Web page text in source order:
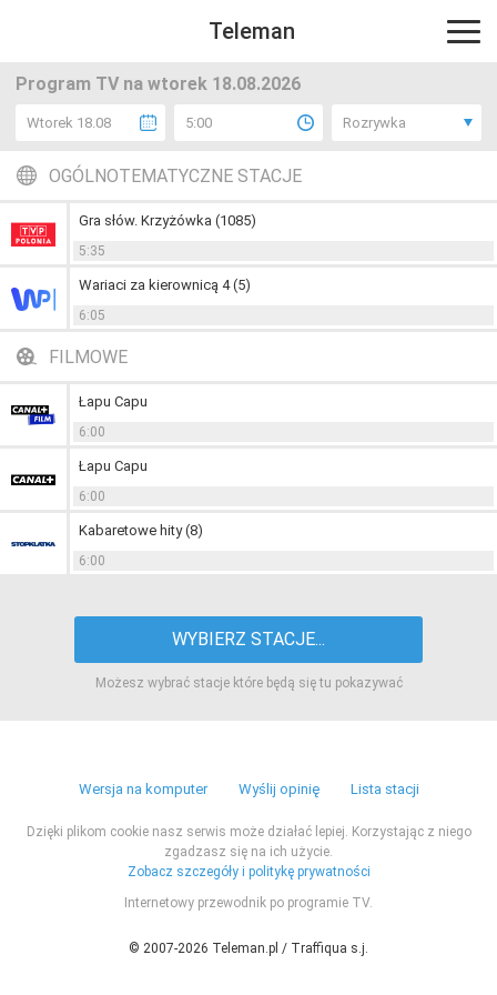
Teleman
Program TV na wtorek 18.08.2026
Wtorek 18.08 5:00 Rozrywka
OGÓLNOTEMATYCZNE STACJE
Gra słów. Krzyżówka (1085)
5:35
Wariaci za kierownicą 4 (5)
6:05
FILMOWE
Łapu Capu
6:00
Łapu Capu
6:00
Kabaretowe hity (8)
6:00
WYBIERZ STACJE...
Możesz wybrać stacje które będą się tu pokazywać
Wersja na komputer Wyślij opinię Lista stacji
Dzięki plikom cookie nasz serwis może działać lepiej. Korzystając z niego
zgadzasz się na ich użycie.
Zobacz szczegóły i politykę prywatności
Internetowy przewodnik po programie TV.
© 2007-2026 Teleman.pl / Traffiqua s.j.